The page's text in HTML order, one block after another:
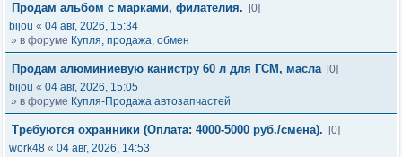
Продам альбом с марками, филателия.
[0]
bijou « 04 авг, 2026, 15:34
» в форуме Купля, продажа, обмен
Продам алюминиевую канистру 60 л для ГСМ, масла [0]
bijou « 04 авг, 2026, 15:05
» в форуме Купля-Продажа автозапчастей
Требуются охранники (Оплата: 4000-5000 руб./смена).
[0]
work48 « 04 авг, 2026, 14:53